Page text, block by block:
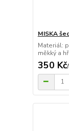
MISKA
Materiál:
měkký a
350 Kč/